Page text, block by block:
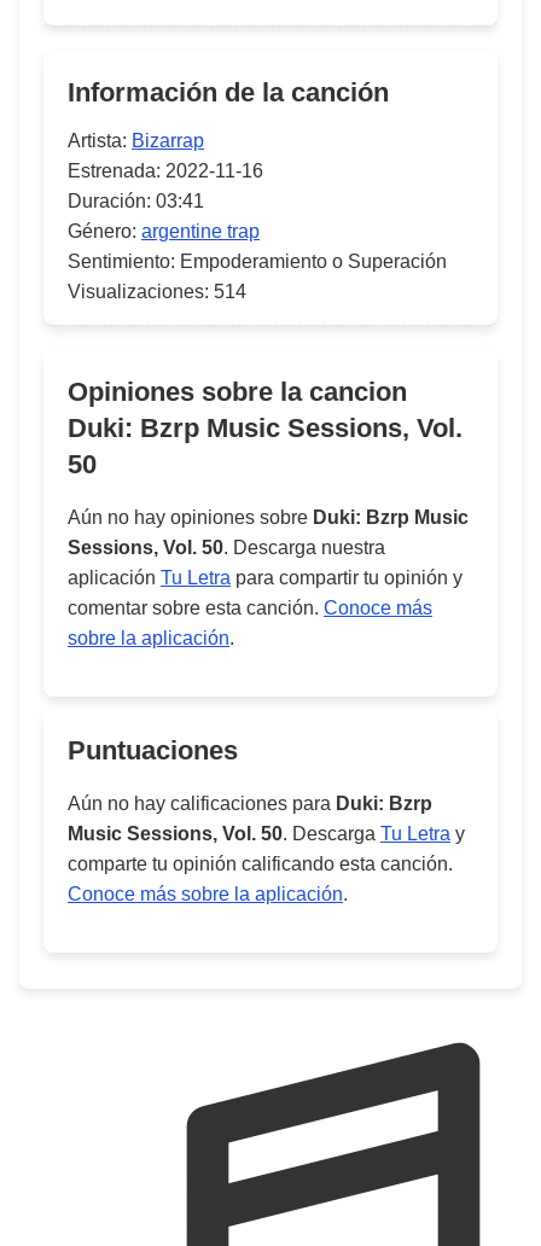
Información de la canción
Artista: Bizarrap
Estrenada: 2022-11-16
Duración: 03:41
Género: argentine trap
Sentimiento: Empoderamiento o Superación
Visualizaciones: 514
Opiniones sobre la cancion
Duki: Bzrp Music Sessions, Vol.
50
Aún no hay opiniones sobre Duki: Bzrp Music
Sessions, Vol. 50. Descarga nuestra
aplicación Tu Letra para compartir tu opinión y
comentar sobre esta canción. Conoce más
sobre la aplicación.
Puntuaciones
Aún no hay calificaciones para Duki: Bzrp
Music Sessions, Vol. 50. Descarga Tu Letra y
comparte tu opinión calificando esta canción.
Conoce más sobre la aplicación.